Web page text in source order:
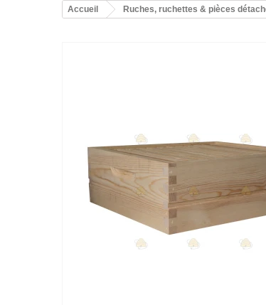
Accueil Ruches, ruchettes & pièces